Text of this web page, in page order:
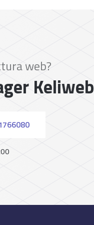
web?
Keliweb